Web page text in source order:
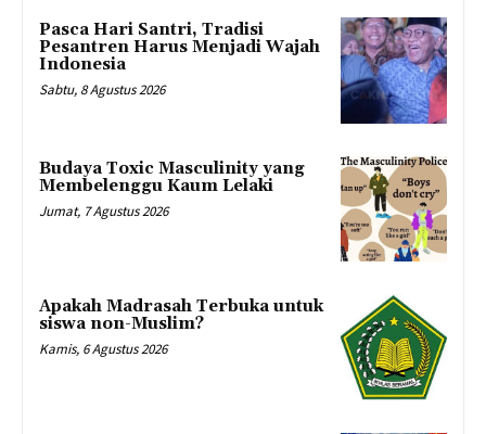
Pasca Hari Santri, Tradisi
Pesantren Harus Menjadi Wajah
Indonesia
Sabtu, 8 Agustus 2026
Budaya Toxic Masculinity yang
Membelenggu Kaum Lelaki
Jumat, 7 Agustus 2026
Apakah Madrasah Terbuka untuk
siswa non-Muslim?
Kamis, 6 Agustus 2026